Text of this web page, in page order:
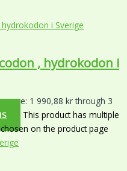
, hydrokodon i
range: 1 990,88 kr through 3
This product has multiple
on the product page